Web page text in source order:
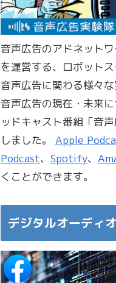
音声広告のアドネット
を運営する、ロボットス
音声広告に関わる様々な
音声広告の現在・未来
ッドキャスト番組「音
しました。 Apple
Podcast、 Spotify、
くことができます。
デジタルオーディ